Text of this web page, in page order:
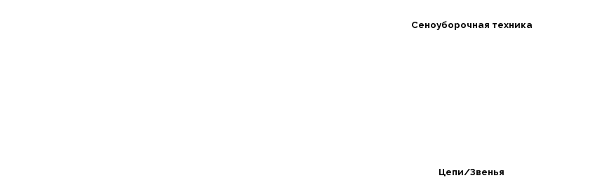
Сеноуборочная техника
Цепи/Звенья